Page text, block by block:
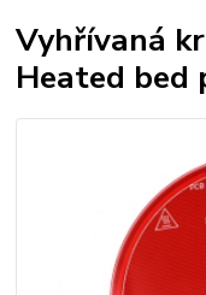
Vyhřívaná
Heated bed